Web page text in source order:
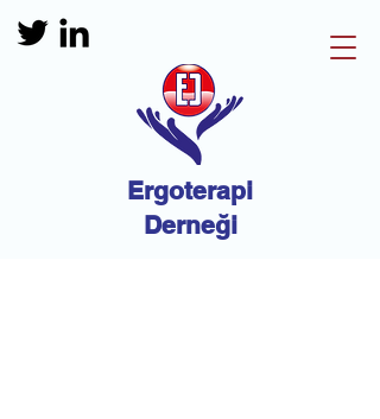
Ergoterapi
Derneği